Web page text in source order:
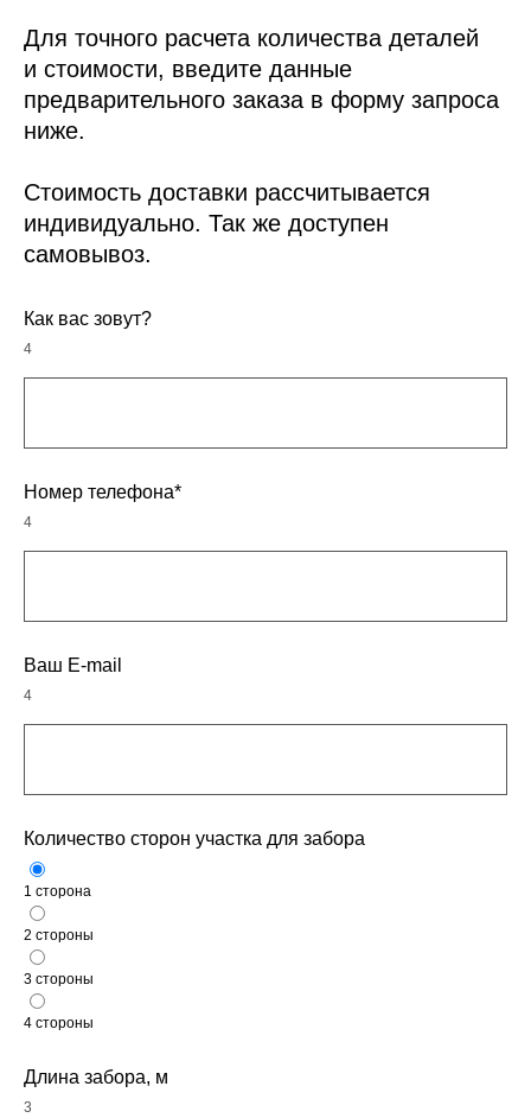
Для точного расчета количества деталей
и стоимости, введите данные
предварительного заказа в форму запроса
ниже.
Стоимость доставки рассчитывается
индивидуально. Так же доступен
самовывоз.
Как вас зовут?
4
Номер телефона*
4
Ваш E-mail
4
Количество сторон участка для забора
1 сторона
2 стороны
3 стороны
4 стороны
Длина забора, м
3